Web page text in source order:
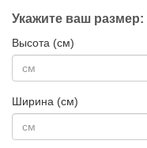
Укажите ваш размер:
Высота (см)
Ширина (см)